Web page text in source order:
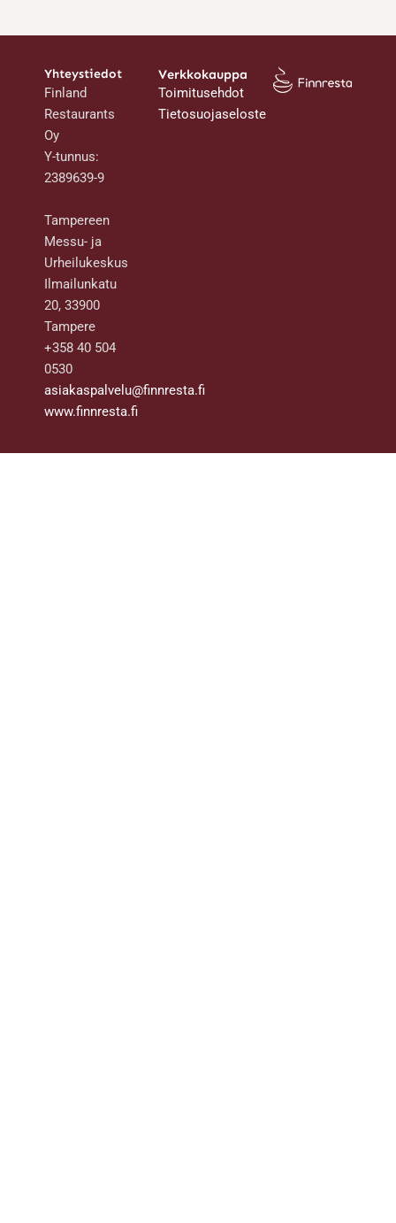
Yhteystiedot
Finland
Restaurants
Oy
Y-tunnus:
2389639-9
Tampereen
Messu- ja
Urheilukeskus
Ilmailunkatu
20, 33900
Tampere
+358 40 504
0530
asiakaspalvelu@finnresta.fi
www.finnresta.fi
Verkkokauppa
Toimitusehdot
Tietosuojaseloste